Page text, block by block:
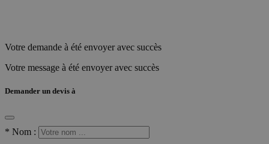
Votre demande à été envoyer avec succès
Votre message à été envoyer avec succès
Demander un devis à
* Nom :